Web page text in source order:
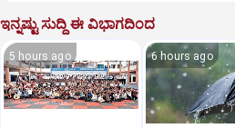
ಇನ್ನಷ್ಟು ಸುದ್ದಿ ಈ ವಿಭಾಗದಿಂದ
5 hours ago 6 hours ago